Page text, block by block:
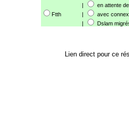
|
en attente
Ftth
|
avec
|
Dslam
Lien direct pour ce